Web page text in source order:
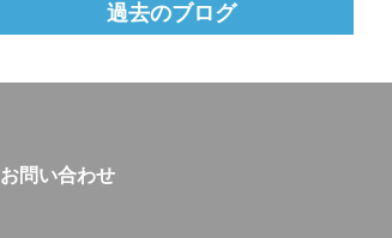
過去のブログ
お問い合わせ